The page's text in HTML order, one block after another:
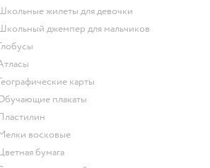
Школьные жилеты для девочки
Школьный джемпер для мальчиков
Глобусы
Атласы
Географические карты
Обучающие плакаты
Пластилин
Мелки восковые
Цветная бумага